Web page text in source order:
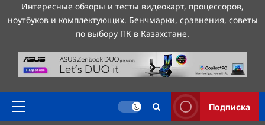
Интересные обзоры и тесты видеокарт, процессоров,
ноутбуков и комплектующих. Бенчмарки, сравнения, советы
по выбору ПК в Казахстане.
Основное
Подписка